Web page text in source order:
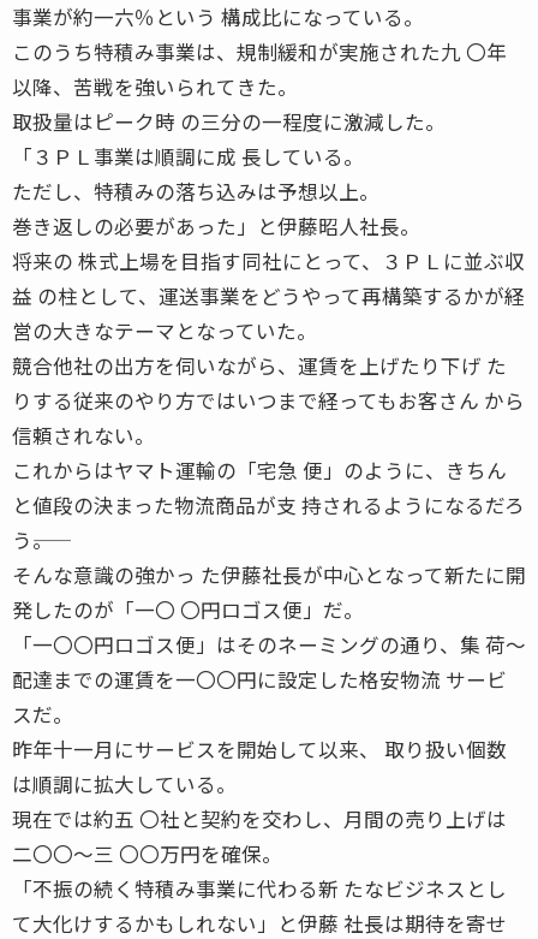
事業が約一六％という 構成比になっている。
このうち特積み事業は、規制緩和が実施された九 〇年
以降、苦戦を強いられてきた。
取扱量はピーク時 の三分の一程度に激減した。
「３ＰＬ事業は順調に成 長している。
ただし、特積みの落ち込みは予想以上。
巻き返しの必要があった」と伊藤昭人社長。
将来の 株式上場を目指す同社にとって、３ＰＬに並ぶ収
益 の柱として、運送事業をどうやって再構築するかが経
営の大きなテーマとなっていた。
競合他社の出方を伺いながら、運賃を上げたり下げ た
りする従来のやり方ではいつまで経ってもお客さん から
信頼されない。
これからはヤマト運輸の「宅急 便」のように、きちん
と値段の決まった物流商品が支 持されるようになるだろ
う――。
そんな意識の強かっ た伊藤社長が中心となって新たに開
発したのが「一〇 〇円ロゴス便」だ。
「一〇〇円ロゴス便」はそのネーミングの通り、集 荷〜
配達までの運賃を一〇〇円に設定した格安物流 サービ
スだ。
昨年十一月にサービスを開始して以来、 取り扱い個数
は順調に拡大している。
現在では約五 〇社と契約を交わし、月間の売り上げは
二〇〇〜三 〇〇万円を確保。
「不振の続く特積み事業に代わる新 たなビジネスとし
て大化けするかもしれない」と伊藤 社長は期待を寄せ